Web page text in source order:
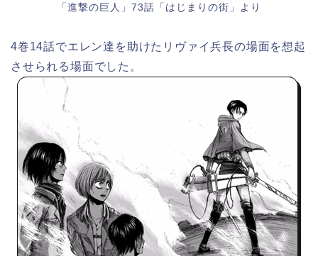
「進撃の巨人」73話「はじまりの街」より
4巻14話でエレン達を助けたリヴァイ兵長の場面を想起
させられる場面でした。